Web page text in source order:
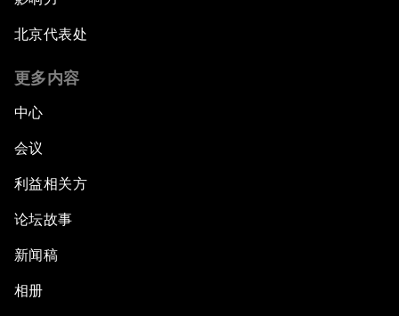
北京代表处
更多内容
中心
会议
利益相关方
论坛故事
新闻稿
相册